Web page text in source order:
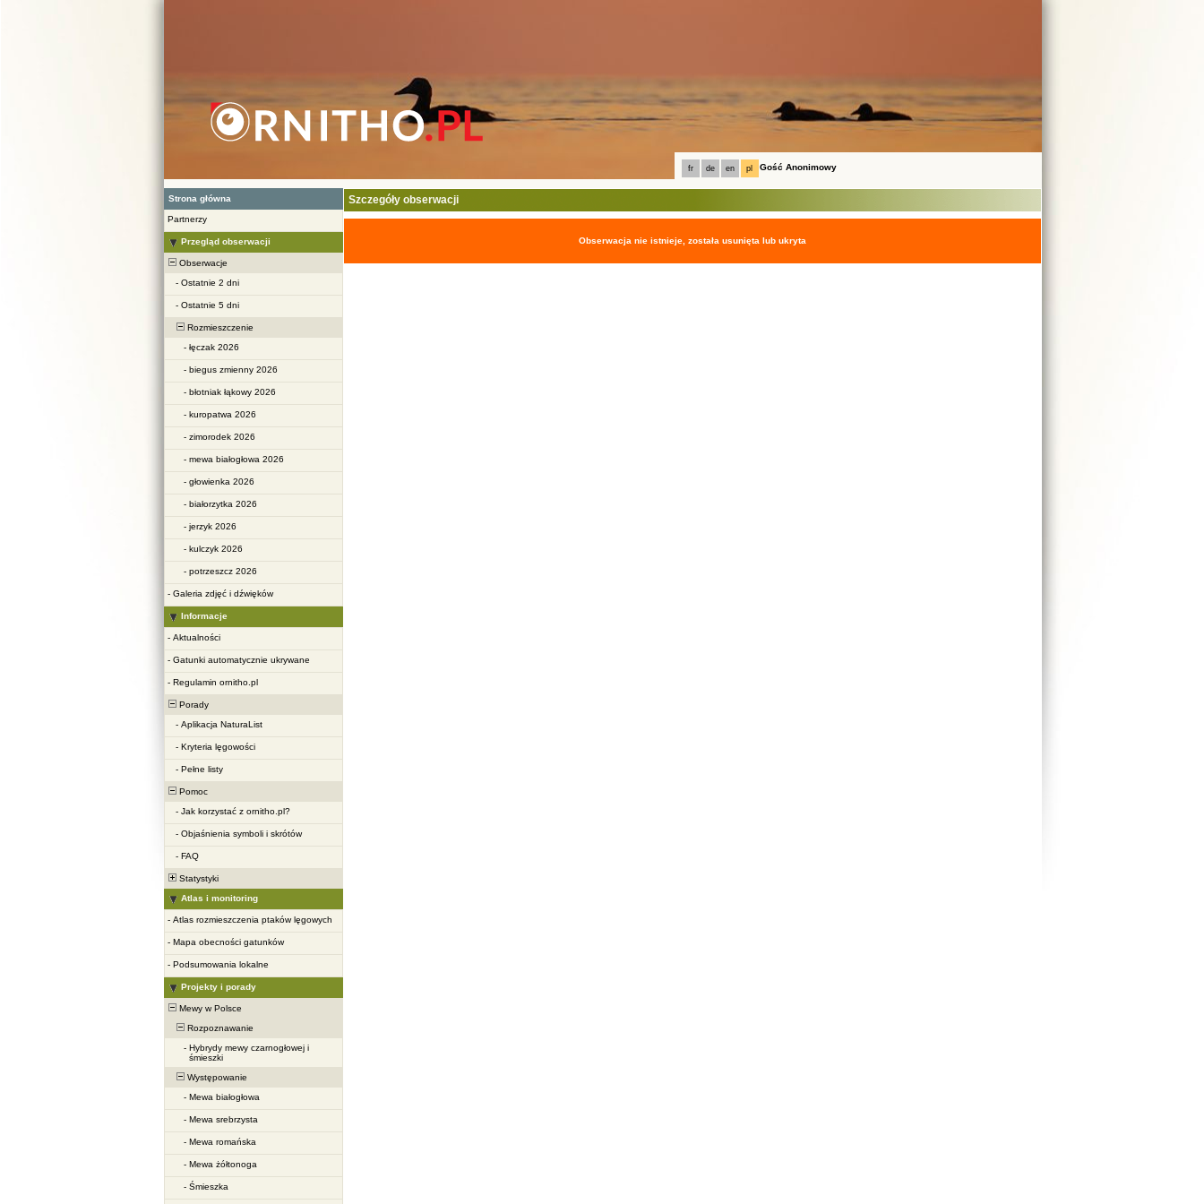
fr de en pl Gość Anonimowy
Strona główna
Partnerzy
Przegląd obserwacji
Obserwacje
- Ostatnie 2 dni
- Ostatnie 5 dni
Rozmieszczenie
- łęczak 2026
- biegus zmienny 2026
- błotniak łąkowy 2026
- kuropatwa 2026
- zimorodek 2026
- mewa białogłowa 2026
- głowienka 2026
- białorzytka 2026
- jerzyk 2026
- kulczyk 2026
- potrzeszcz 2026
- Galeria zdjęć i dźwięków
Informacje
- Aktualności
- Gatunki automatycznie ukrywane
- Regulamin ornitho.pl
Porady
- Aplikacja NaturaList
- Kryteria lęgowości
- Pełne listy
Pomoc
- Jak korzystać z ornitho.pl?
- Objaśnienia symboli i skrótów
- FAQ
Statystyki
Atlas i monitoring
- Atlas rozmieszczenia ptaków lęgowych
- Mapa obecności gatunków
- Podsumowania lokalne
Projekty i porady
Mewy w Polsce
Rozpoznawanie
- Hybrydy mewy czarnogłowej i
śmieszki
Występowanie
- Mewa białogłowa
- Mewa srebrzysta
- Mewa romańska
- Mewa żółtonoga
- Śmieszka
Szczegóły obserwacji
Obserwacja nie istnieje, została usunięta lub ukryta